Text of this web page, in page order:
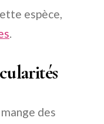
espèce,
.
des